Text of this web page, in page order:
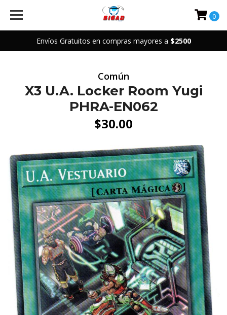
Envíos Gratuitos en compras mayores a $2500
0
Común
X3 U.A. Locker Room Yugi
PHRA-EN062
$30.00